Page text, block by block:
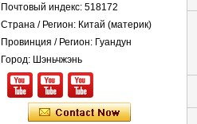
Почтовый индекс: 518172
Страна / Регион: Китай (материк)
Провинция / Регион: Гуандун
Город: Шэньчжэнь
Белый Черный RV
Наружные
изолированные
GRP панели FRP
для продажи
Стеклопластиковая
армированная
пластмасса FRP
PU пенопластовая